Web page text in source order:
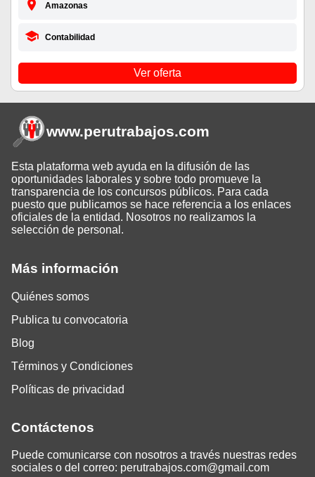
Amazonas
Contabilidad
Ver oferta
Más información
Quiénes somos
Publica tu convocatoria
Blog
Términos y Condiciones
Políticas de privacidad
Contáctenos
Puede comunicarse con nosotros a través nuestras redes
sociales o del correo: perutrabajos.com@gmail.com
www.perutrabajos.com
Esta plataforma web ayuda en la difusión de las
oportunidades laborales y sobre todo promueve la
transparencia de los concursos públicos. Para cada
puesto que publicamos se hace referencia a los enlaces
oficiales de la entidad. Nosotros no realizamos la
selección de personal.